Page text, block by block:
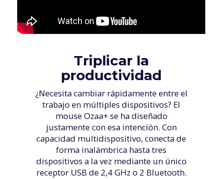
Triplicar la
productividad
¿Necesita cambiar rápidamente entre el
trabajo en múltiples dispositivos? El
mouse Ozaa+ se ha diseñado
justamente con esa intención. Con
capacidad multidispositivo, conecta de
forma inalámbrica hasta tres
dispositivos a la vez mediante un único
receptor USB de 2,4 GHz o 2 Bluetooth.